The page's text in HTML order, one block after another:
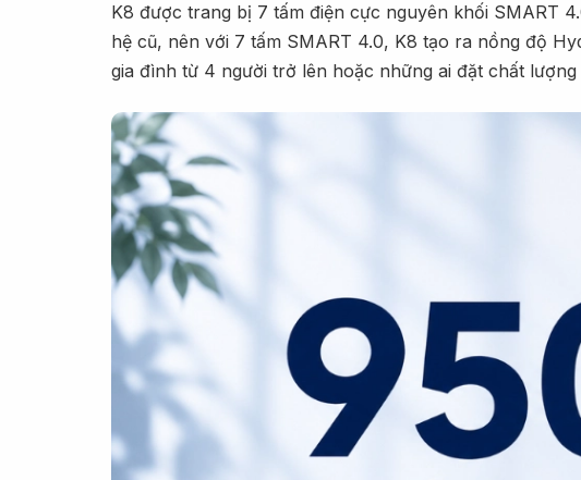
K8 được trang bị 7 tấm điện cực nguyên khối SMART
hệ cũ, nên với 7 tấm SMART 4.0, K8 tạo ra nồng độ
gia đình từ 4 người trở lên hoặc những ai đặt chất